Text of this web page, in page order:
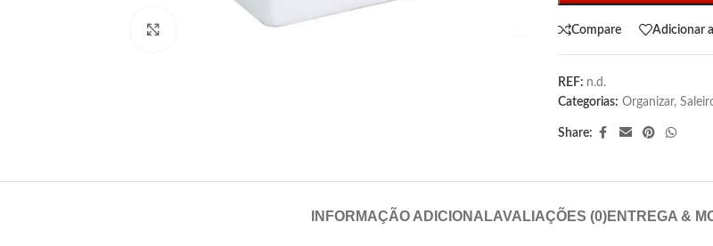
Click para aumentar Compare Adicionar
REF: n.d.
Categorias: Organizar,
Share:
INFORMAÇÃO ADICIONALAVALIAÇÕES (0)ENTREGA &